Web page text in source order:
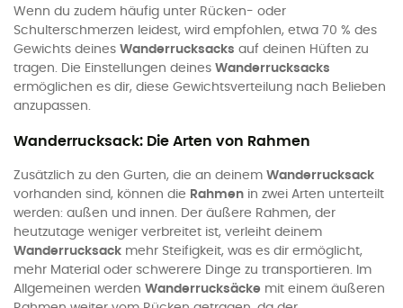
Wenn du zudem häufig unter Rücken- oder
Schulterschmerzen leidest, wird empfohlen, etwa 70 % des
Gewichts deines Wanderrucksacks auf deinen Hüften zu
tragen. Die Einstellungen deines Wanderrucksacks
ermöglichen es dir, diese Gewichtsverteilung nach Belieben
anzupassen.
Wanderrucksack: Die Arten von Rahmen
Zusätzlich zu den Gurten, die an deinem Wanderrucksack
vorhanden sind, können die Rahmen in zwei Arten unterteilt
werden: außen und innen. Der äußere Rahmen, der
heutzutage weniger verbreitet ist, verleiht deinem
Wanderrucksack mehr Steifigkeit, was es dir ermöglicht,
mehr Material oder schwerere Dinge zu transportieren. Im
Allgemeinen werden Wanderrucksäcke mit einem äußeren